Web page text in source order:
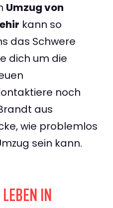
Umzug von
kann so
das Schwere
dich um die
noch
aus
wie problemlos
sein kann.
IN